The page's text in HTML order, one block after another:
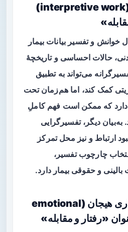
۲. کار تفسیرگرانه (interpretive work)
خوانش و تفسیر بیانات بیمار
حالات احساسی و تاریخچهٔ
می‌تواند به تطبیق
کمک کند، اما هم‌زمان تحت
دارد که ممکن است فهم کاملِ
به‌بیان دیگر، تفسیرگرایی
ارتباط و نیز محل تمرکز
چارچوب تفسیر،
بالینی و حقوقی بیمار دارد.
۳. تاب‌آوری و نگهداری هیجان (emotional